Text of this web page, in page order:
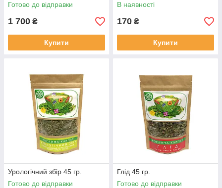
Готово до відправки
1 700 ₴
Купити
В наявності
170 ₴
Купити
Урологічний збір 45 гр.
Готово до відправки
Глід 45 гр.
Готово до відправки